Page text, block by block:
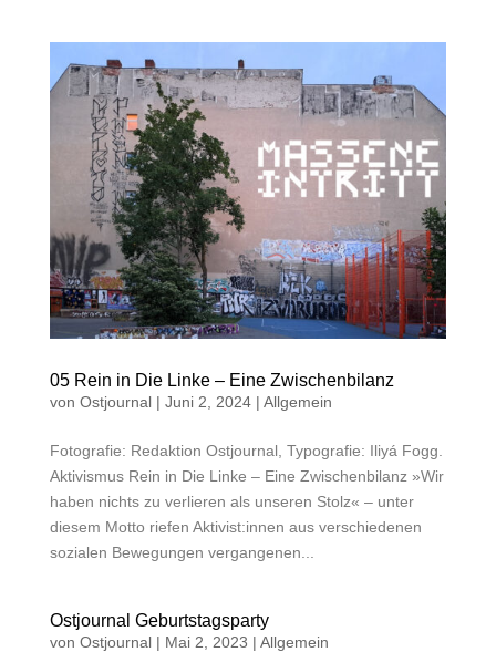
05 Rein in Die Linke – Eine Zwischenbilanz
von Ostjournal| Juni 2, 2024| Allgemein
Fotografie: Redaktion Ostjournal, Typografie: Iliyá Fogg.
Aktivismus Rein in Die Linke – Eine Zwischenbilanz »Wir
haben nichts zu verlieren als unseren Stolz« – unter
diesem Motto riefen Aktivist:innen aus verschiedenen
sozialen Bewegungen vergangenen...
Ostjournal Geburtstagsparty
von Ostjournal| Mai 2, 2023 | Allgemein